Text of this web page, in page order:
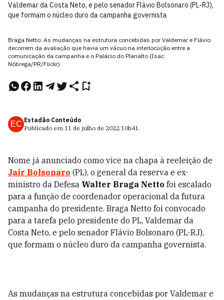
Valdemar da Costa Neto, e pelo senador Flávio Bolsonaro (PL-RJ),
que formam o núcleo duro da campanha governista
Braga Netto: As mudanças na estrutura concebidas por Valdemar e Flávio
decorrem da avaliação que havia um vácuo na interlocução entre a
comunicação da campanha e o Palácio do Planalto (Isac
Nóbrega/PR/Flickr)
EC Estadão Conteúdo
Publicado em 11 de julho de 2022 10h41.
Nome já anunciado como vice na chapa à reeleição de
Jair Bolsonaro (PL), o general da reserva e ex-
ministro da Defesa Walter Braga Netto foi escalado
para a função de coordenador operacional da futura
campanha do presidente. Braga Netto foi convocado
para a tarefa pelo presidente do PL, Valdemar da
Costa Neto, e pelo senador Flávio Bolsonaro (PL-RJ),
que formam o núcleo duro da campanha governista.
As mudanças na estrutura concebidas por Valdemar e